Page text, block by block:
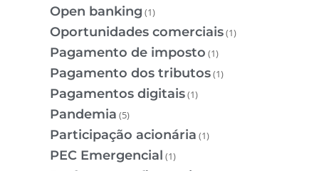
Open banking (1)
Oportunidades comerciais(1)
Pagamento de imposto (1)
Pagamento dos tributos(1)
Pagamentos digitais(1)
Pandemia (5)
Participação acionária (1)
PEC Emergencial (1)